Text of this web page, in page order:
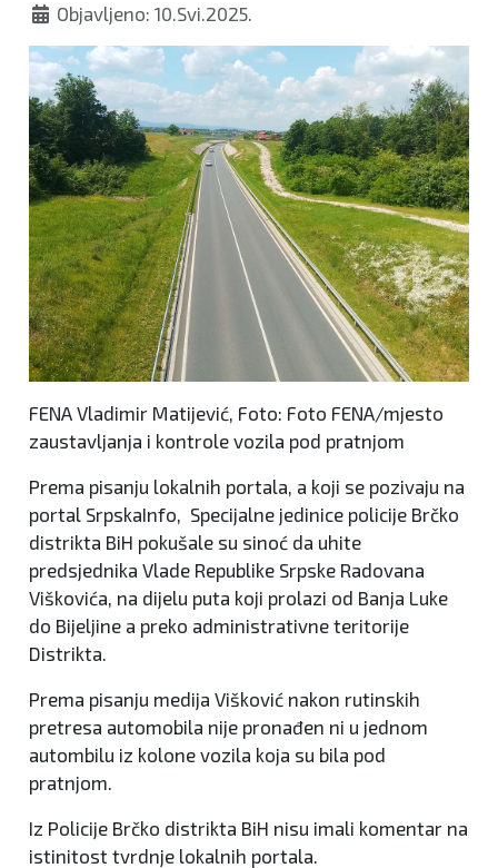
Objavljeno: 10.Svi.2025.
FENA Vladimir Matijević, Foto: Foto FENA/mjesto
zaustavljanja i kontrole vozila pod pratnjom
Prema pisanju lokalnih portala, a koji se pozivaju na
portal SrpskaInfo, Specijalne jedinice policije Brčko
distrikta BiH pokušale su sinoć da uhite
predsjednika Vlade Republike Srpske Radovana
Viškovića, na dijelu puta koji prolazi od Banja Luke
do Bijeljine a preko administrativne teritorije
Distrikta.
Prema pisanju medija Višković nakon rutinskih
pretresa automobila nije pronađen ni u jednom
autombilu iz kolone vozila koja su bila pod
pratnjom.
Iz Policije Brčko distrikta BiH nisu imali komentar na
istinitost tvrdnje lokalnih portala.